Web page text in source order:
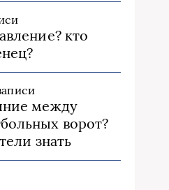
кто
между
ворот?
знать